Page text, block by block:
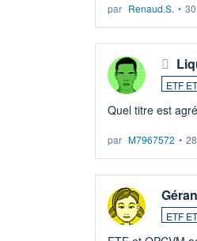
par Renaud.S. •
ETF
Quel titre est
par M7967572 •
ETF